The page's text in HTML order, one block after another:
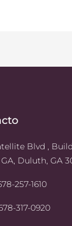
Blvd ,
Duluth, GA
257-1610
317-0920